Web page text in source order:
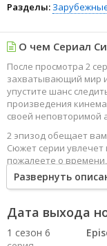
Разделы:
О чем Сериал
После просмотра 2
захватывающий мир
упустите шанс
произведения
своей неповторимой
2 эпизод обещает
Сюжет серии увлечет
пожалеете о
жаждете
качестве HD, то ваш
событиями, но и
надолго останутся в
Погрузитесь в мир
Развернуть
Дата выхода
1 сезон 6